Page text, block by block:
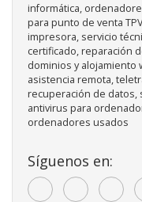
informática,
para punto de venta
impresora, servicio
certificado, reparación
dominios y alojamiento
asistencia remota,
recuperación de datos,
antivirus para
ordenadores usados
Síguenos en: